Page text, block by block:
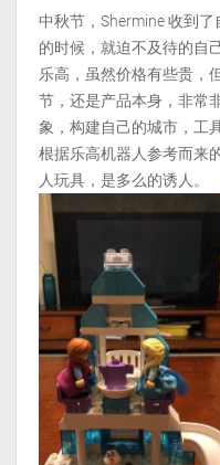
中秋节，Shermine 收到
的时候，就迫不及待的自
乐高，虽然价格有些贵，
节，还是产品本身，非常
象，构建自己的城市，工
根据乐高机器人参考而来
人玩具，是多么的诱人。